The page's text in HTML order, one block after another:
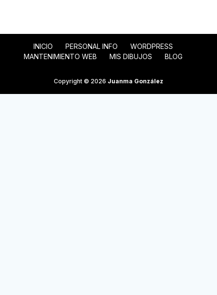
INICIO PERSONAL INFO
WORDPRESS
MANTENIMIENTO WEB
MIS DIBUJOS BLOG
Copyright © 2026 Juanma González